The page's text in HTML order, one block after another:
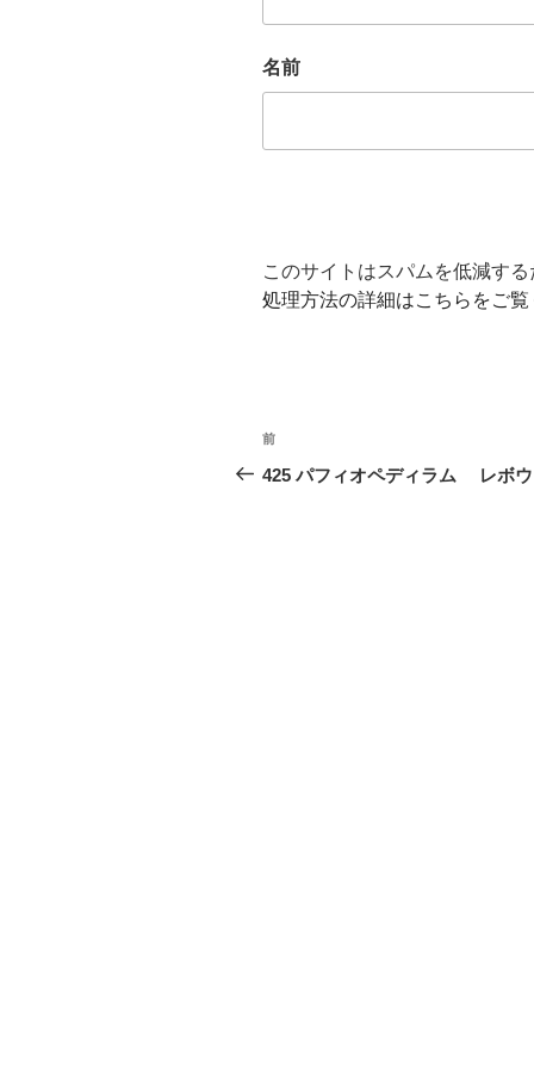
名前
このサイトはスパムを低減す
処理方法の詳細はこちらをご覧
投
稿
前
の
前
425 パフィオペディラム レボウ